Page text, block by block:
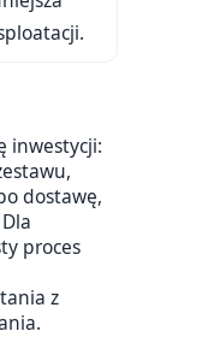
inwestycji:
dostawę,
proces
z